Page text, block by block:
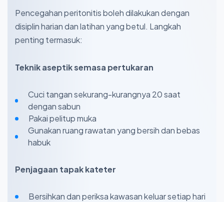
Pencegahan peritonitis boleh dilakukan dengan
disiplin harian dan latihan yang betul. Langkah
penting termasuk:
Teknik aseptik semasa pertukaran
Cuci tangan sekurang-kurangnya 20 saat
dengan sabun
Pakai pelitup muka
Gunakan ruang rawatan yang bersih dan bebas
habuk
Penjagaan tapak kateter
Bersihkan dan periksa kawasan keluar setiap hari